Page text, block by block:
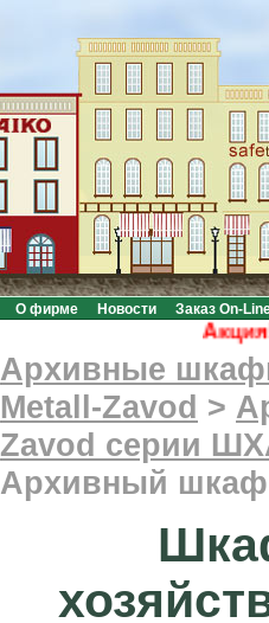
О фирме Новости Заказ On-
Акция!
Архивные
Metall-Zavod >
Zavod серии
Архивный